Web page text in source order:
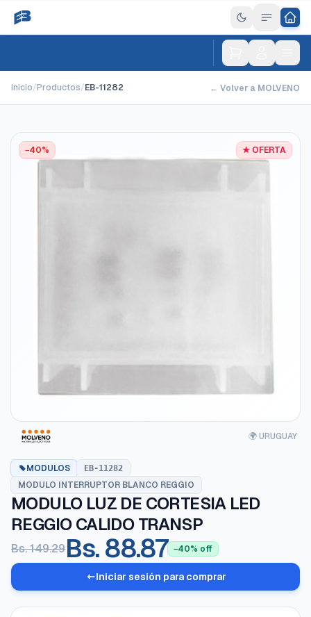
Inicio/Productos/EB-11282 ← Volver a MOLVENO
★ OFERTA
−40%
🌍 URUGUAY
MODULOS EB-11282
MODULO INTERRUPTOR BLANCO REGGIO
MODULO LUZ DE CORTESIA LED
REGGIO CALIDO TRANSP
Bs. 149.29Bs. 88.87 −40% off
Iniciar sesión para comprar